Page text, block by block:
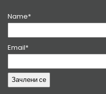
Name*
Email*